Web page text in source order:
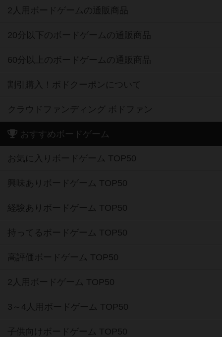
2人用ボードゲームの通販商品
20分以下のボードゲームの通販商品
60分以上のボードゲームの通販商品
割引購入！ボドクーポンについて
クラウドファンディング ボドファン
おすすめボードゲーム
お気に入りボードゲーム TOP50
興味ありボードゲーム TOP50
経験ありボードゲーム TOP50
持ってるボードゲーム TOP50
高評価ボードゲーム TOP50
2人用ボードゲーム TOP50
3～4人用ボードゲーム TOP50
子供向けボードゲーム TOP50